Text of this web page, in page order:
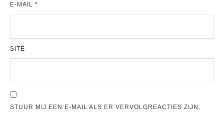
E-MAIL *
SITE
STUUR MIJ EEN E-MAIL ALS ER VERVOLGREACTIES ZIJN.